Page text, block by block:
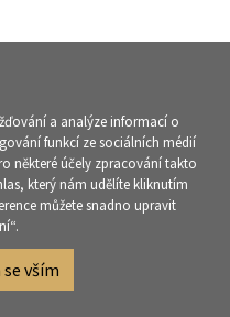
a analýze informací o
funkcí ze sociálních médií
některé účely zpracování takto
který nám udělíte kliknutím
můžete snadno upravit
vším